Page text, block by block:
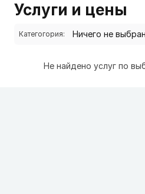
Услуги и цены
Категогория:
Не найдено услуг по